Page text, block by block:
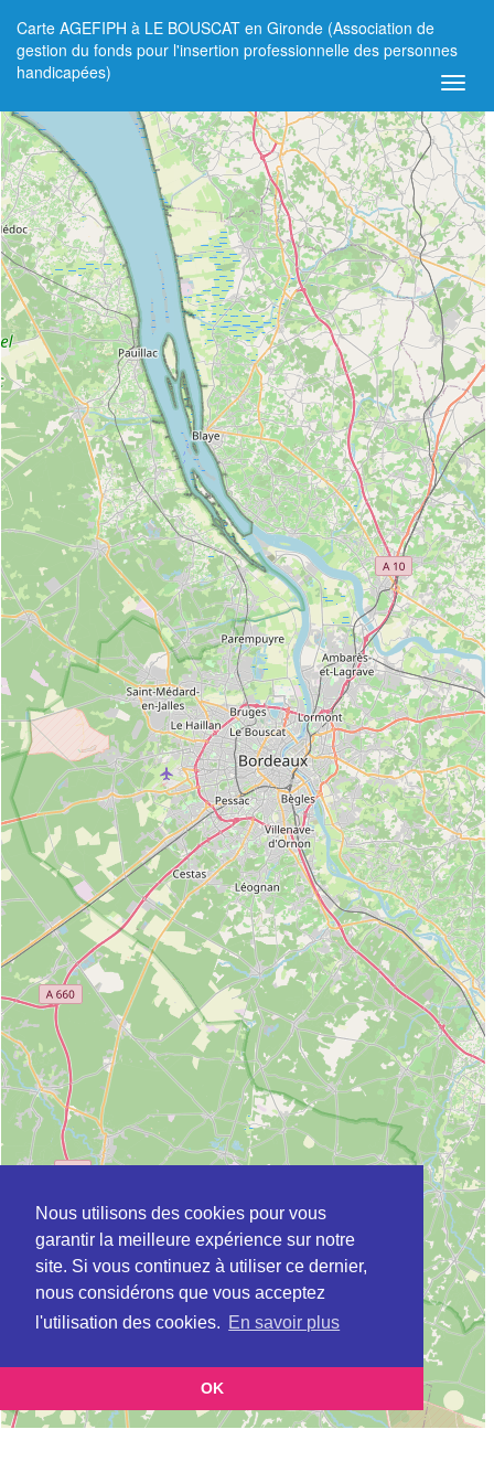
Nous utilisons des cookies pour vous
garantir la meilleure expérience sur notre
site. Si vous continuez à utiliser ce dernier,
nous considérons que vous acceptez
l'utilisation des cookies. En savoir plus
OK
Carte AGEFIPH à LE BOUSCAT en Gironde (Association de
gestion du fonds pour l'insertion professionnelle des personnes
handicapées)
+
−